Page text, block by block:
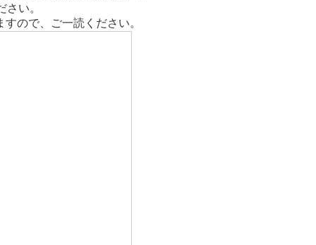
い。
ので、ご一読ください。